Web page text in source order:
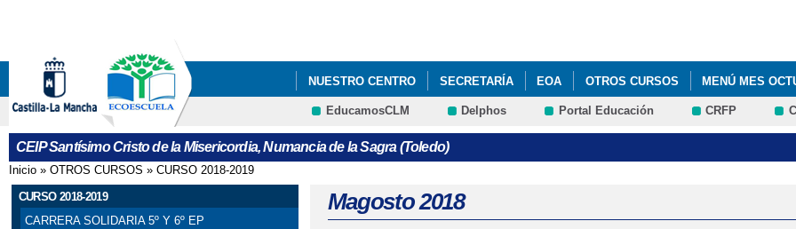
NUESTRO CENTRO SECRETARÍA EOA OTROS CURSOS MENÚ MES
LISTADO DE MATERIALES CURRICULARES CURSO 2024-2025 LISTADO DE
LISTADO LIBROS ALUMNOS DE PRIMARIA. CURSO 2026-2027
MENÚ MES ABRIL MENÚ MES DE NOVIEMBRE
EducamosCLM Delphos Portal Educación CRFP
CEIP Santísimo Cristo de la Misericordia, Numancia de la Sagra (Toledo)
Se encuentra usted aquí
Inicio » OTROS CURSOS » CURSO 2018-2019
CURSO 2018-2019
CARRERA SOLIDARIA 5º Y 6º EP
Magosto 2018